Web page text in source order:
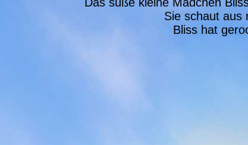
Sie schaut aus
Bliss hat